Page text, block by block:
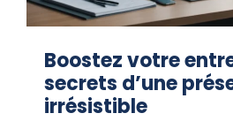
Boostez votre
secrets d’une
irrésistible